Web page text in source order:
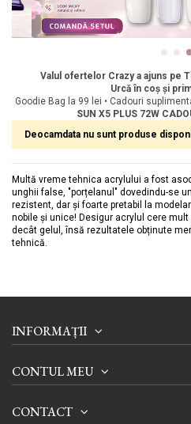
Valul ofertelor Crazy a ajuns pe
Urcă în coș și
Goodie Bag la 99 lei • Cadouri
SUN X5 PLUS 72W
Deocamdata nu sunt produse
Multă vreme tehnica acrylului a fost
unghii false, "porțelanul" dovedindu-se
rezistent, dar și foarte pretabil la
nobile și unice! Desigur acrylul cere
decât gelul, însă rezultatele obținute
tehnică.
INFORMAȚII
CONTUL MEU
CONTACT